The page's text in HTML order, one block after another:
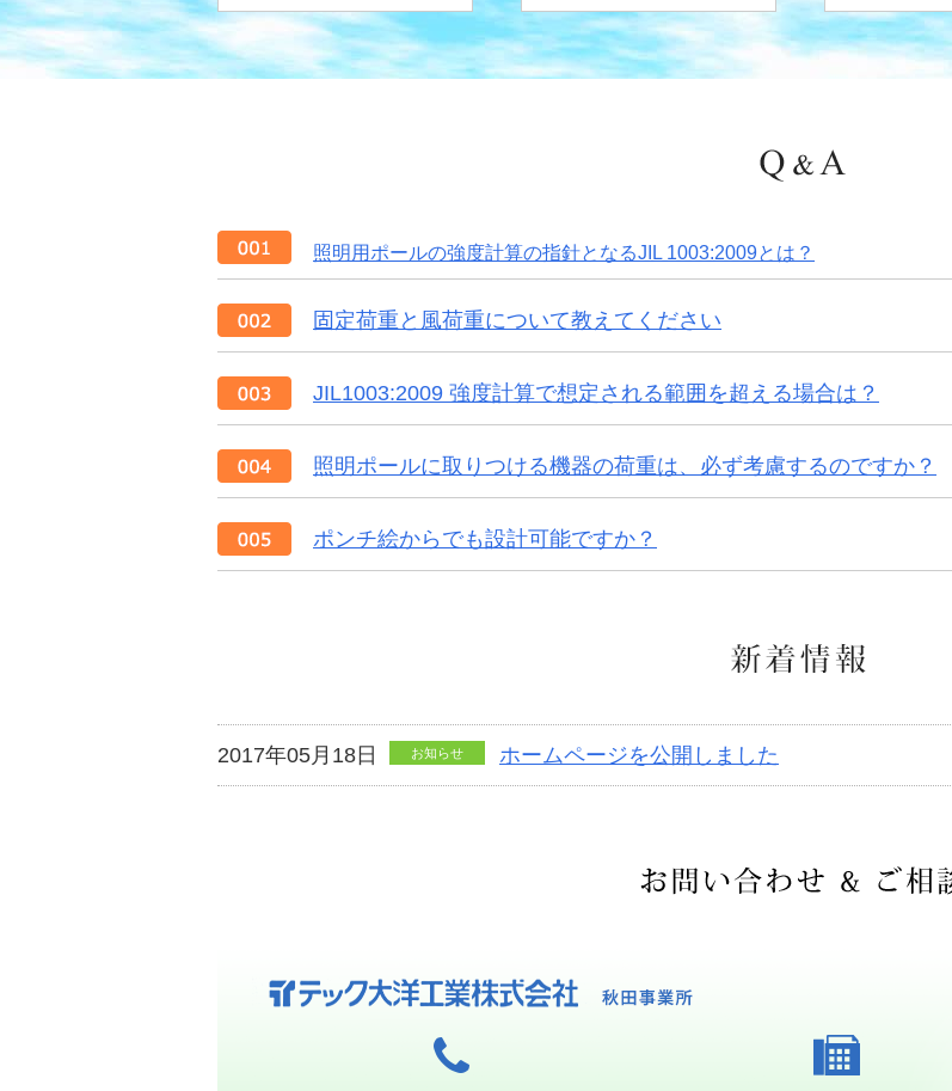
照明用ポールの強度計算の指針となるJIL 1003:2009とは？
固定荷重と風荷重について教えてください
JIL1003:2009 強度計算で想定される範囲を超える場合は？
照明ポールに取りつける機器の荷重は、必ず考慮するのですか？
ポンチ絵からでも設計可能ですか？
2017年05月18日 お知らせ ホームページを公開しました